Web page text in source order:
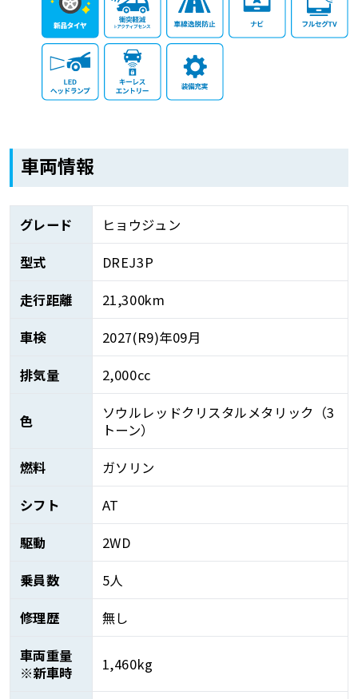
車両情報
グレード
ヒョウジュン
型式
DREJ3P
走行距離
21,300km
車検
2027(R9)年09月
排気量
2,000cc
色
ソウルレッドクリスタルメタリック（3
トーン）
燃料
ガソリン
シフト
AT
駆動
2WD
乗員数
5人
修理歴
無し
車両重量
※新車時
1,460kg